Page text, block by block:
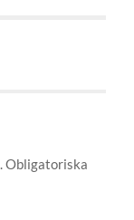
Obligatoriska